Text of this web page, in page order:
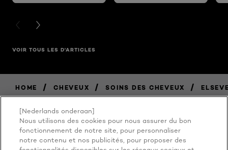
PREVIOUS CARD
NEXT CARD
VOIR TOUS LES D'ARTICLES
HOME / CHEVEUX / SOINS DES CHEVEUX /
BECAUSE
[Nederlands onderaan]
Nous utilisons des cookies pour nous assurer du bon
fonctionnement de notre site, pour personnaliser
notre contenu et nos publicités, pour proposer des